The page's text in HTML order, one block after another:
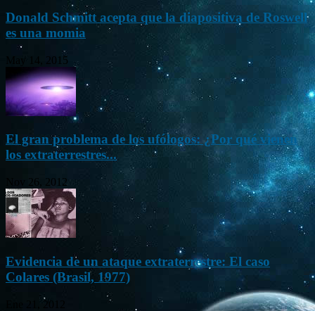
Donald Schmitt acepta que la diapositiva de Roswell
es una momia
May 14, 2015
El gran problema de los ufólogos: ¿Por qué vienen
los extraterrestres...
Nov 26, 2012
Evidencia de un ataque extraterrestre: El caso
Colares (Brasil, 1977)
Ene 21, 2012